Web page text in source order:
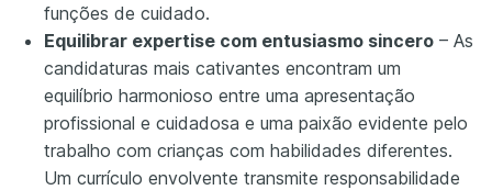
funções de cuidado.
Equilibrar expertise com entusiasmo sincero – As
candidaturas mais cativantes encontram um
equilíbrio harmonioso entre uma apresentação
profissional e cuidadosa e uma paixão evidente pelo
trabalho com crianças com habilidades diferentes.
Um currículo envolvente transmite responsabilidade